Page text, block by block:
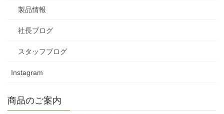
製品情報
社長ブログ
スタッフブログ
Instagram
商品のご案内